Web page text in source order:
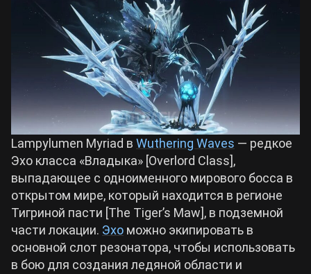
Crimson Desert
Zenless Zone Zero
Kingdom Come: Deliverance 2
Path of Exile 2
Wuthering Waves
Roblox
Билды Arknights: Endfield
Билды Wuthering Waves
Билды Cyberpunk 2077
Билды Path of Exile 2
Lampylumen Myriad в Wuthering Waves — редкое
Эхо класса «Владыка» [Overlord Class],
выпадающее с одноименного мирового босса в
открытом мире, который находится в регионе
Тигриной пасти [The Tiger’s Maw], в подземной
части локации. Эхо можно экипировать в
основной слот резонатора, чтобы использовать
в бою для создания ледяной области и